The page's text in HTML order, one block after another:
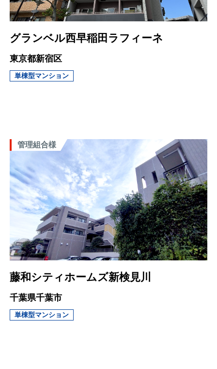
グランベル西早稲田ラフィーネ
東京都新宿区
単棟型マンション
管理組合様
藤和シティホームズ新検見川
千葉県千葉市
単棟型マンション